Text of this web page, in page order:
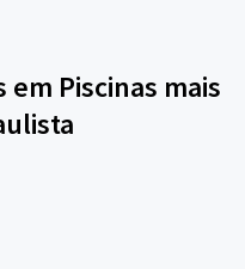
Piscinas mais